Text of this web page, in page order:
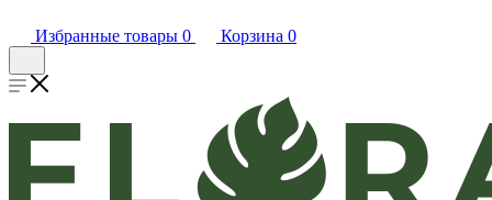
Избранные товары 0 Корзина 0